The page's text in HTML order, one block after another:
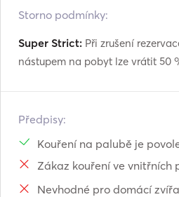
Storno podmínky:
Super Strict: Při zrušení
nástupem na pobyt lze vrátit 50
Předpisy:
Kouření na palubě je
Zákaz kouření ve vnitřních
Nevhodné pro domácí